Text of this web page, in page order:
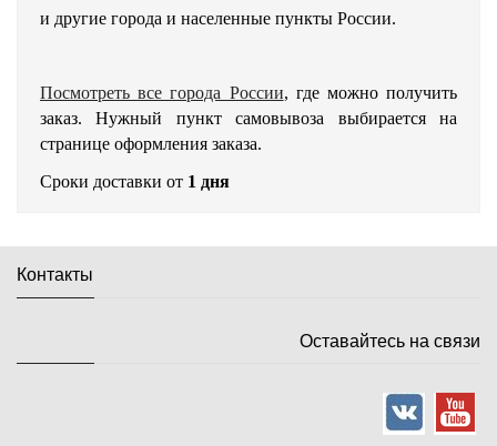
и другие города и населенные пункты России.
Посмотреть все города России, где можно получить
заказ. Нужный пункт самовывоза выбирается на
странице оформления заказа.
Сроки доставки от 1 дня
Контакты
Оставайтесь на связи